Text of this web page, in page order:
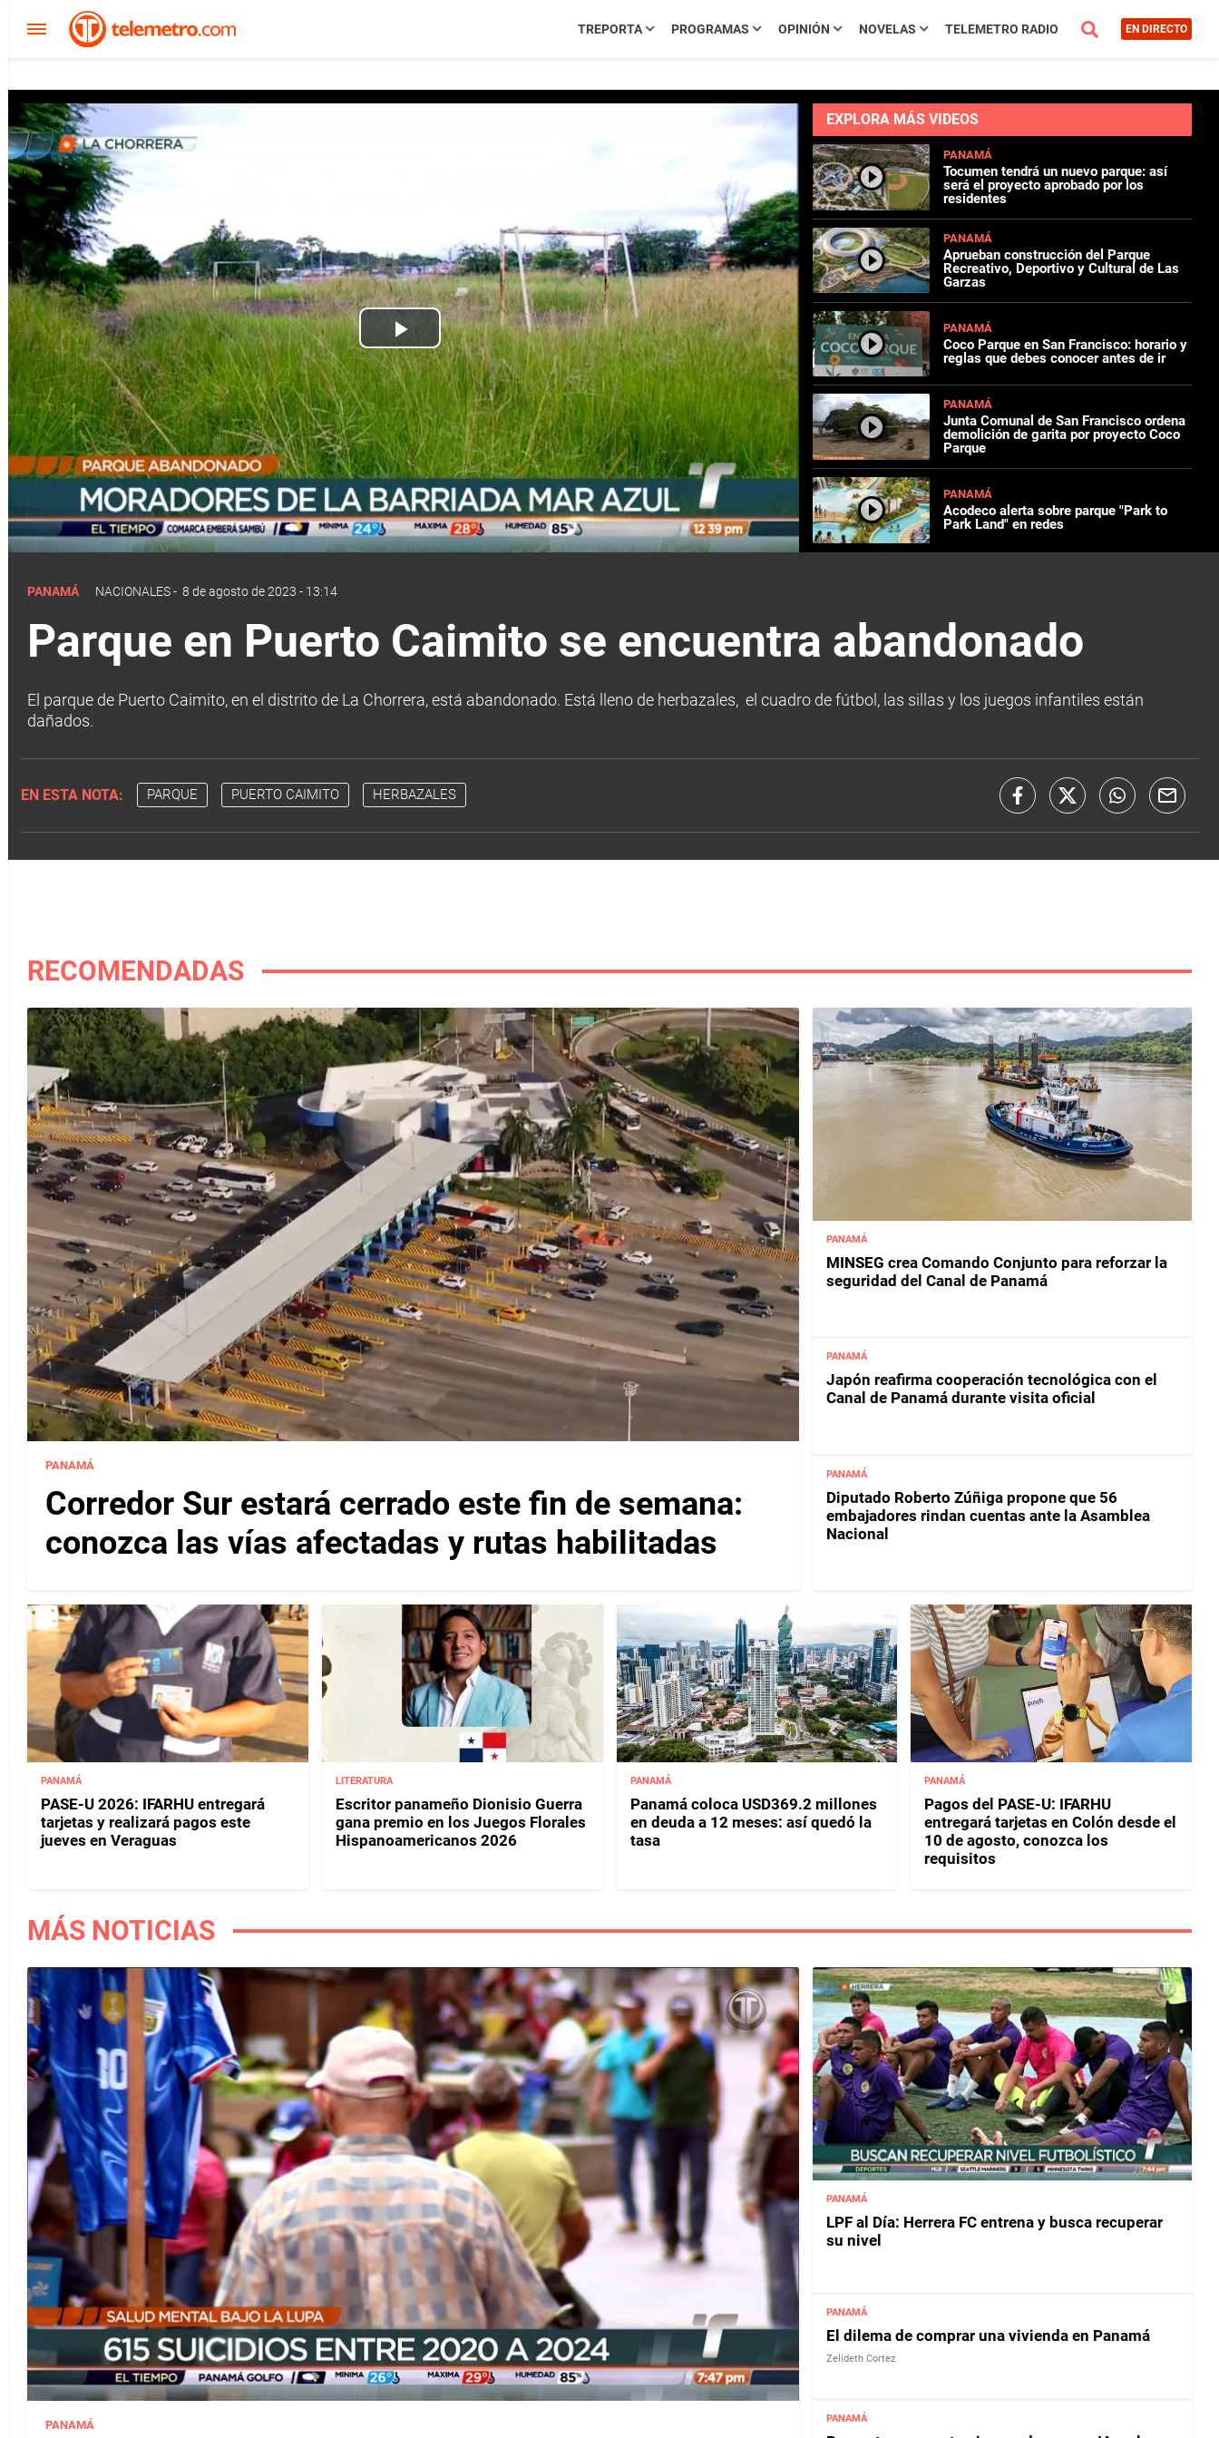
TREPORTA PROGRAMAS OPINIÓN NOVELAS TELEMETRO RADIO EN DIRECTO
Play
Video
EXPLORA MÁS VIDEOS
PANAMÁ
Tocumen tendrá un nuevo parque: así
será el proyecto aprobado por los
residentes
PANAMÁ
Aprueban construcción del Parque
Recreativo, Deportivo y Cultural de Las
Garzas
PANAMÁ
Coco Parque en San Francisco: horario y
reglas que debes conocer antes de ir
PANAMÁ
Junta Comunal de San Francisco ordena
demolición de garita por proyecto Coco
Parque
PANAMÁ
Acodeco alerta sobre parque "Park to
Park Land" en redes
PANAMÁ NACIONALES- 8 de agosto de 2023 - 13:14
Parque en Puerto Caimito se encuentra abandonado
El parque de Puerto Caimito, en el distrito de La Chorrera, está abandonado. Está lleno de herbazales, el cuadro de fútbol, las sillas y los juegos infantiles están
dañados.
EN ESTA NOTA: PARQUE PUERTO CAIMITO HERBAZALES
RECOMENDADAS
PANAMÁ
Corredor Sur estará cerrado este fin de semana:
conozca las vías afectadas y rutas habilitadas
PANAMÁ
MINSEG crea Comando Conjunto para reforzar la
seguridad del Canal de Panamá
PANAMÁ
Japón reafirma cooperación tecnológica con el
Canal de Panamá durante visita oficial
PANAMÁ
Diputado Roberto Zúñiga propone que 56
embajadores rindan cuentas ante la Asamblea
Nacional
PANAMÁ
PASE-U 2026: IFARHU entregará
tarjetas y realizará pagos este
jueves en Veraguas
LITERATURA
Escritor panameño Dionisio Guerra
gana premio en los Juegos Florales
Hispanoamericanos 2026
PANAMÁ
Panamá coloca USD369.2 millones
en deuda a 12 meses: así quedó la
tasa
PANAMÁ
Pagos del PASE-U: IFARHU
entregará tarjetas en Colón desde el
10 de agosto, conozca los
requisitos
MÁS NOTICIAS
PANAMÁ
PANAMÁ
LPF al Día: Herrera FC entrena y busca recuperar
su nivel
PANAMÁ
El dilema de comprar una vivienda en Panamá
Zelideth Cortez
PANAMÁ